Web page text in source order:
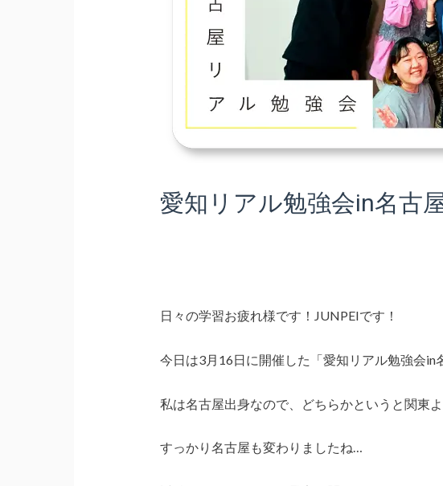
愛知リアル勉強会in名古屋
日々の学習お疲れ様です！JUNPEIです！
今日は3月16日に開催した「愛知リアル勉強会in
私は名古屋出身なので、どちらかというと関東
すっかり名古屋も変わりましたね…